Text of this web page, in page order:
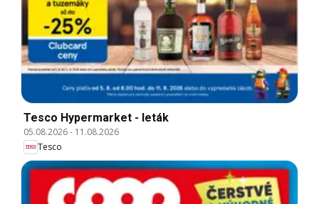
Tesco Hypermarket - leták
05.08.2026- 11.08.2026
Tesco